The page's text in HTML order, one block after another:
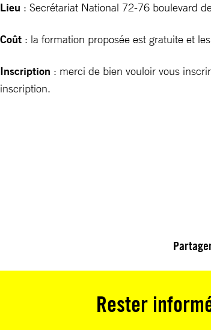
Lieu : Secrétariat National 72-76 boulevard
Coût : la formation proposée est gratuite et
Inscription : merci de bien vouloir vous
inscription.
Rester